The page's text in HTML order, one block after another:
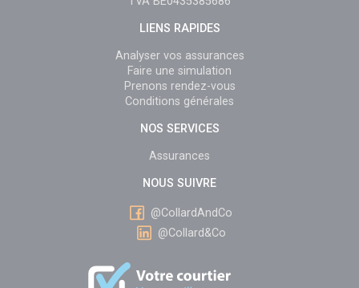
LIENS RAPIDES
Analyser vos assurances
Faire une simulation
Prenons rendez-vous
Conditions générales
NOS SERVICES
Assurances
NOUS SUIVRE
@CollardAndCo
@Collard&Co